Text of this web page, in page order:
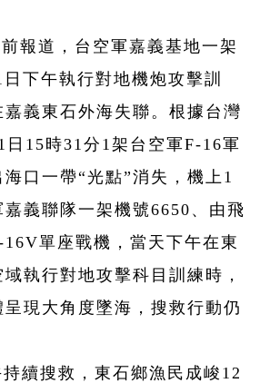
報道，台空軍嘉義基地一架
下午執行對地機炮攻擊訓
義東石外海失聯。根據台灣
日15時31分1架台空軍F-16軍
口一帶“光點”消失，機上1
嘉義聯隊一架機號6650、由飛
單座戰機，當天下午在東
執行對地攻擊科目訓練時，
現大角度墜海，搜救行動仍
續搜救，東石鄉漁民成峻12